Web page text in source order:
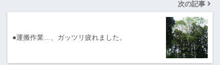
次の記事
●運搬作業…、ガッツリ疲れました。